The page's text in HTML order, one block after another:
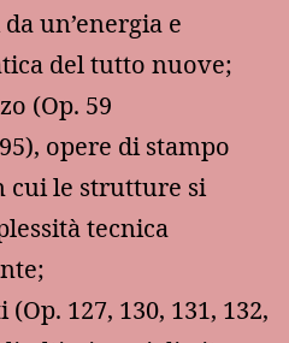
un’energia e
del tutto nuove;
(Op. 59
opere di stampo
cui le strutture si
tecnica
127, 130, 131, 132,